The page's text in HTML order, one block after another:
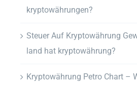
kryptowährungen?
Steuer Auf Kryptowährung
land hat kryptowährung?
Kryptowährung Petro Chart –